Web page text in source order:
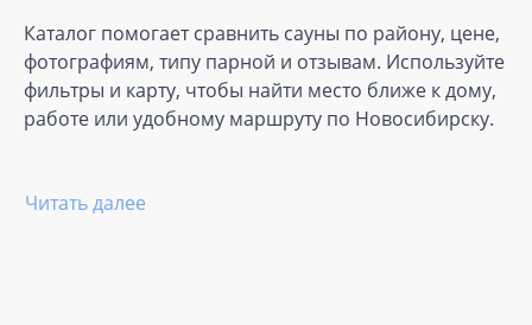
Каталог помогает сравнить сауны по району, цене,
фотографиям, типу парной и отзывам. Используйте
фильтры и карту, чтобы найти место ближе к дому,
работе или удобному маршруту по Новосибирску.
Читать далее